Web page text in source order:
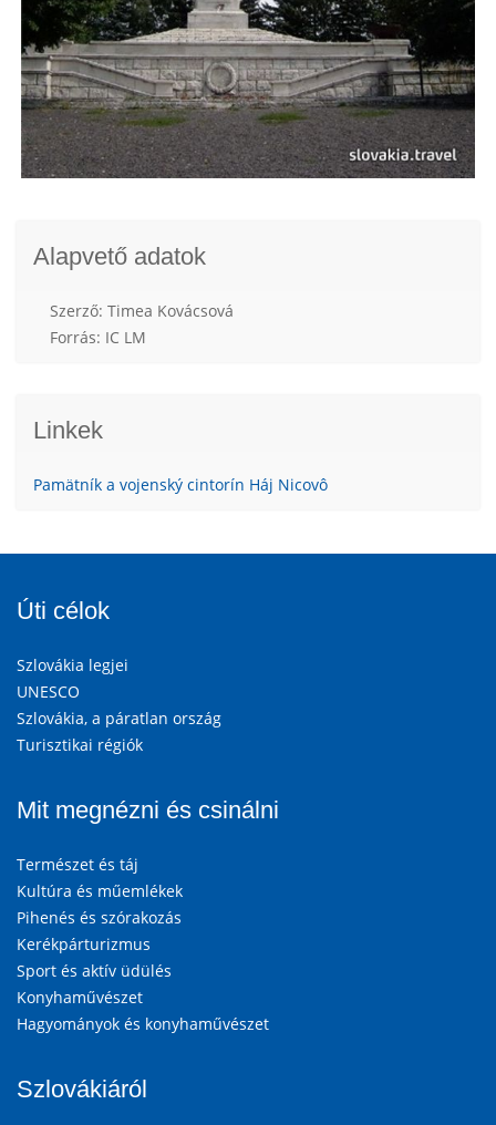
Alapvető adatok
Szerző: Timea Kovácsová
Forrás: IC LM
Linkek
Pamätník a vojenský cintorín Háj Nicovô
Úti célok
Szlovákia legjei
UNESCO
Szlovákia, a páratlan ország
Turisztikai régiók
Mit megnézni és csinálni
Természet és táj
Kultúra és műemlékek
Pihenés és szórakozás
Kerékpárturizmus
Sport és aktív üdülés
Konyhaművészet
Hagyományok és konyhaművészet
Szlovákiáról